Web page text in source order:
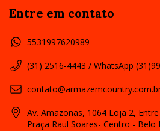
Entre em contato
5531997620989
(31) 2516-4443 / WhatsApp
Av. Amazonas, 1064 Loja 2,
Praça Raul Soares- Centro -